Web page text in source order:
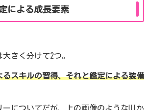
による成長要素
きく分けて2つ。
るスキルの習得、それと鑑定による装備
ーについてだが、上の画像のようなUIか